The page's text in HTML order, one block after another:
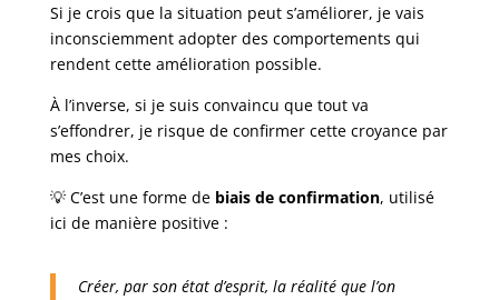
Si je crois que la situation peut s’améliorer, je vais
inconsciemment adopter des comportements qui
rendent cette amélioration possible.
À l’inverse, si je suis convaincu que tout va
s’effondrer, je risque de confirmer cette croyance par
mes choix.
💡 C’est une forme de biais de confirmation, utilisé
ici de manière positive :
Créer, par son état d’esprit, la réalité que l’on